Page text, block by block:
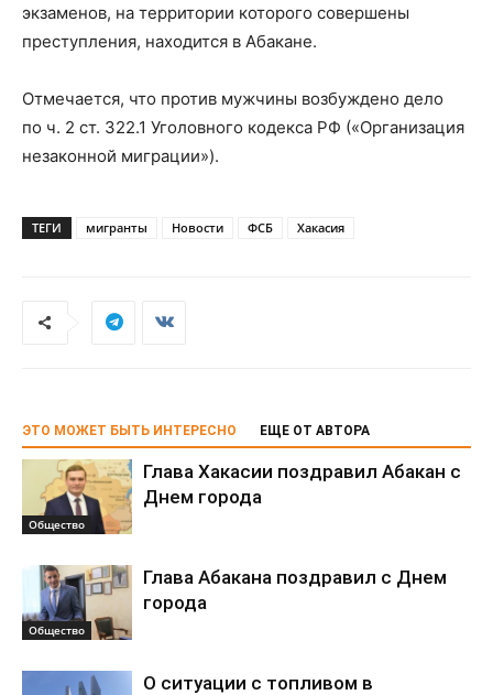
экзаменов, на территории которого совершены
преступления, находится в Абакане.
Отмечается, что против мужчины возбуждено дело
по ч. 2 ст. 322.1 Уголовного кодекса РФ («Организация
незаконной миграции»).
ТЕГИ мигранты Новости ФСБ Хакасия
ЭТО МОЖЕТ БЫТЬ ИНТЕРЕСНО ЕЩЕ ОТ АВТОРА
Общество
Глава Хакасии поздравил Абакан с
Днем города
Общество
Глава Абакана поздравил с Днем
города
О ситуации с топливом в